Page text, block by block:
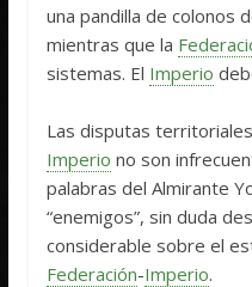
una pandilla de colonos
mientras que la
sistemas. El Imperio
Las disputas
Imperio no son
palabras del Almirante
“enemigos”, sin duda
considerable sobre el
Federación-Imperio.